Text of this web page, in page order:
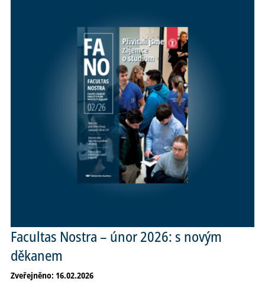
Facultas Nostra – únor 2026: s novým
děkanem
Zveřejněno: 16.02.2026